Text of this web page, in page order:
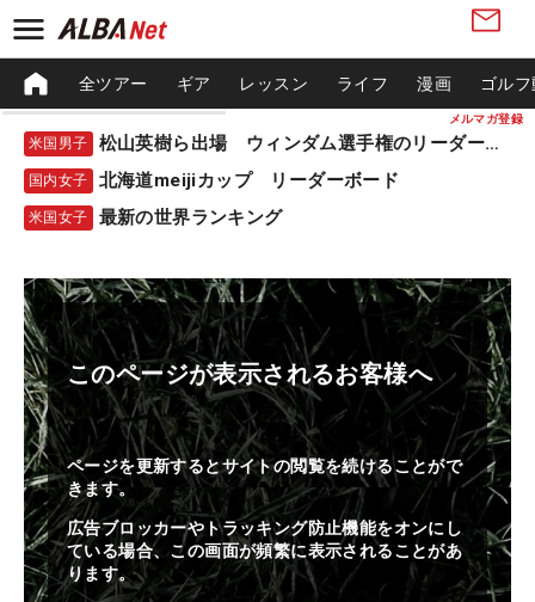
メルマガ登録
全ツアー ギア レッスン ライフ 漫画 ゴル
米国男子 松山英樹ら出場 ウィンダム選手権のリーダーボード
国内女子 北海道meijiカップ リーダーボード
米国女子 最新の世界ランキング
このページが表示されるお客様へ
ページを更新するとサイトの閲覧を続けることがで
きます。
広告ブロッカーやトラッキング防止機能をオンにし
ている場合、この画面が頻繁に表示されることがあ
ります。